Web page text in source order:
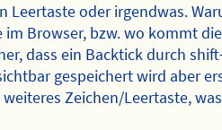
Leertaste oder irgendwas.
im Browser, bzw. wo kommt
dass ein Backtick durch
gespeichert wird aber
Zeichen/Leertaste,